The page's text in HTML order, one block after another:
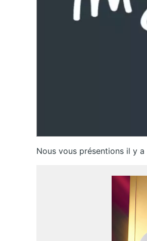
Nous vous présentions il y a